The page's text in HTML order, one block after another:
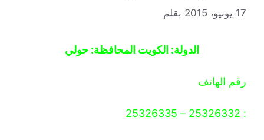
17 يونيو، 2015 بقلم
الدولة: الكويت المحافظة: حولي
رقم الهاتف
: 25326332 – 25326335